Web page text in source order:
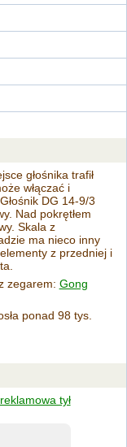
głośnika trafił
włączać i
DG 14-9/3
Nad pokrętłem
Skala z
ma nieco inny
z przedniej i
zegarem: Gong
ponad 98 tys.
tył